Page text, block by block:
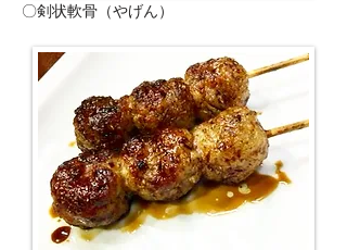
〇剣状軟骨（やげん）